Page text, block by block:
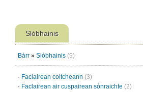
Slòbhainis
Bàrr » Slòbhainis (9)
· Faclairean coitcheann (3)
· Faclairean air cuspairean sònraichte (2)